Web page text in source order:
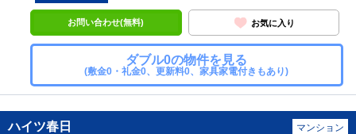
お問い合わせ(無料) お気に入り
ダブル0の物件を見る
(敷金0・礼金0、更新料0、家具家電付きもあり)
ハイツ春日 マンション